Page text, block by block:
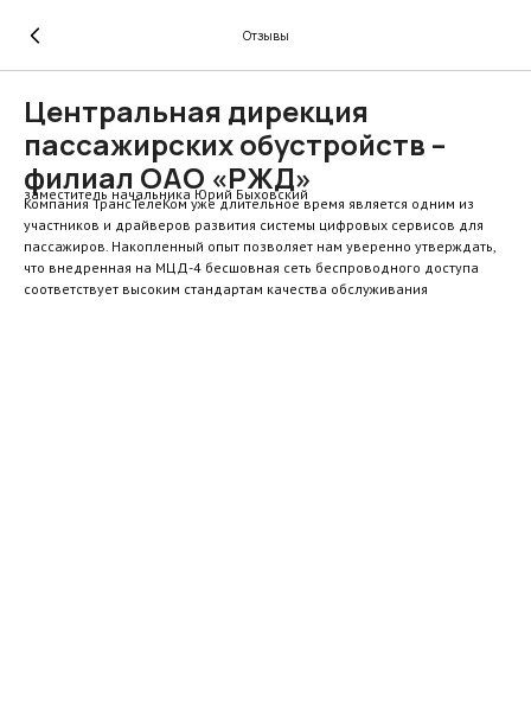
Отзывы
Центральная дирекция
пассажирских обустройств –
филиал ОАО «РЖД»
заместитель начальника Юрий Быховский
Компания ТрансТелеКом уже длительное время является одним из
участников и драйверов развития системы цифровых сервисов для
пассажиров. Накопленный опыт позволяет нам уверенно утверждать,
что внедренная на МЦД-4 бесшовная сеть беспроводного доступа
соответствует высоким стандартам качества обслуживания